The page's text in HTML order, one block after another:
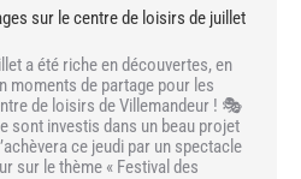
sur le centre de loisirs de juillet
a été riche en découvertes, en
moments de partage pour les
de loisirs de Villemandeur ! 🎭
sont investis dans un beau projet
ce jeudi par un spectacle
sur le thème « Festival des